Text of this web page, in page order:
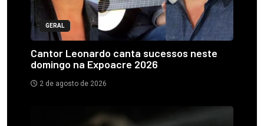
GERAL
Cantor Leonardo canta sucessos neste
domingo na Expoacre 2026
2 de agosto de 2026